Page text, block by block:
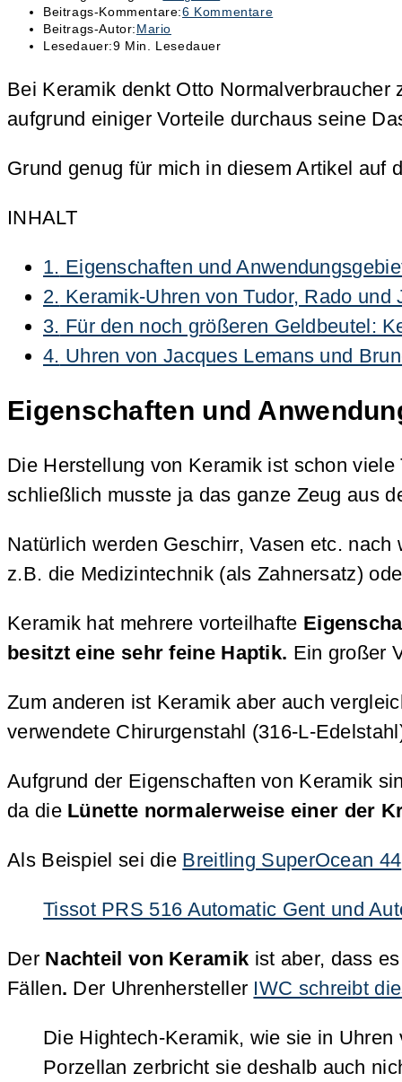
Beitrags-Kommentare:6 Kommentare
Beitrags-Autor:Mario
Lesedauer:9 Min. Lesedauer
Bei Keramik denkt Otto
aufgrund einiger Vorteile durchaus seine
Grund genug für mich in diesem Artikel auf
INHALT
1. Eigenschaften und
2. Keramik-Uhren von Tudor, Rado
3. Für den noch größeren Geldbeutel:
4. Uhren von Jacques Lemans und
Eigenschaften und
Die Herstellung von Keramik ist schon
schließlich musste ja das ganze Zeug aus
Natürlich werden Geschirr, Vasen etc.
z.B. die Medizintechnik (als Zahnersatz)
Keramik hat mehrere vorteilhafte
besitzt eine sehr feine Haptik. Ein großer
Zum anderen ist Keramik aber auch
verwendete Chirurgenstahl (316-L-
Aufgrund der Eigenschaften von Keramik
da die Lünette normalerweise einer der
Als Beispiel sei die Breitling SuperOcean 44
Tissot PRS 516 Automatic Gent und
Der Nachteil von Keramik ist aber, dass
Fällen. Der Uhrenhersteller IWC schreibt
Die Hightech-Keramik, wie sie in
Porzellan zerbricht sie deshalb auch